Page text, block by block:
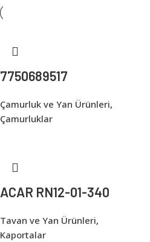
7750689517
Çamurluk ve Yan Ürünleri,
Çamurluklar
ACAR RN12-01-340
Tavan ve Yan Ürünleri,
Kaportalar